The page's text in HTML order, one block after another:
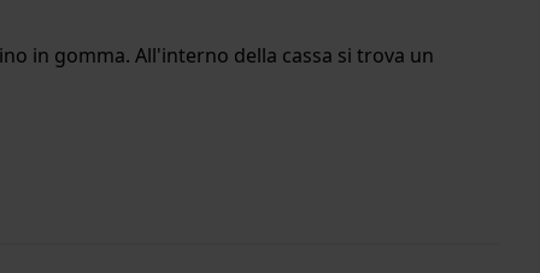
in gomma. All'interno della cassa si trova un